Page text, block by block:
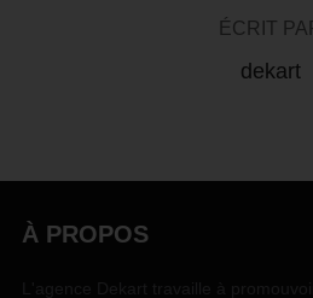
ÉCRIT
dekart
À PROPOS